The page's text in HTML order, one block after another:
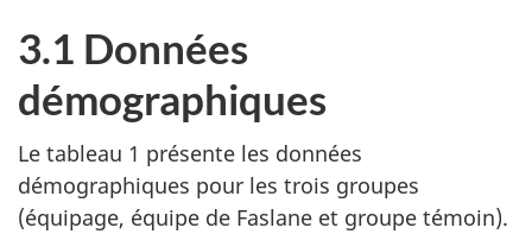
3.1 Données
démographiques
Le tableau 1 présente les données
démographiques pour les trois groupes
(équipage, équipe de Faslane et groupe témoin).